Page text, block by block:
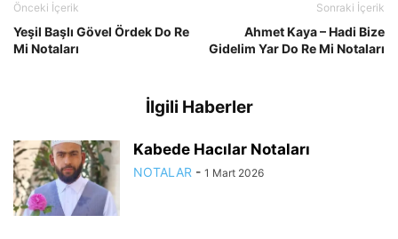
Önceki İçerik
Yeşil Başlı Gövel Ördek Do Re
Mi Notaları
Sonraki İçerik
Ahmet Kaya – Hadi Bize
Gidelim Yar Do Re Mi Notaları
İlgili Haberler
Kabede Hacılar Notaları
NOTALAR - 1 Mart 2026